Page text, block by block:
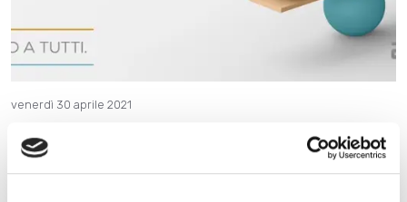
venerdì 30 aprile 2021
Buon Primo Maggio da Allegrini